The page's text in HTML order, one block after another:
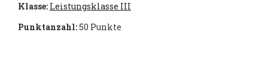
Klasse: Leistungsklasse III
Punktanzahl:50 Punkte